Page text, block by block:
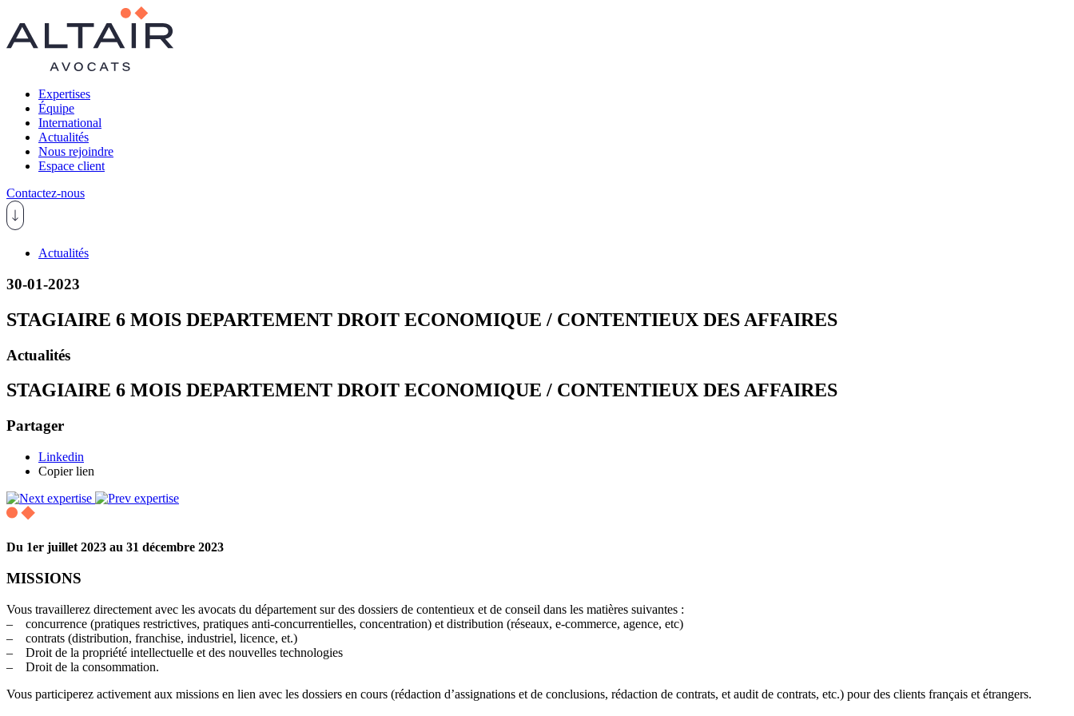
Expertises
Équipe
International
Actualités
Nous rejoindre
Espace client
Contactez-nous
Actualités
30-01-2023
STAGIAIRE 6 MOIS DEPARTEMENT DROIT ECONOMIQUE / CONTENTIEUX DES AFFAIRES
Actualités
STAGIAIRE 6 MOIS DEPARTEMENT DROIT ECONOMIQUE / CONTENTIEUX DES AFFAIRES
Partager
Linkedin
Copier lien
Du 1er juillet 2023 au 31 décembre 2023
MISSIONS
Vous travaillerez directement avec les avocats du département sur des dossiers de contentieux et de conseil dans les matières suivantes :
– concurrence (pratiques restrictives, pratiques anti-concurrentielles, concentration) et distribution (réseaux, e-commerce, agence, etc)
– contrats (distribution, franchise, industriel, licence, et.)
– Droit de la propriété intellectuelle et des nouvelles technologies
– Droit de la consommation.
Vous participerez activement aux missions en lien avec les dossiers en cours (rédaction d’assignations et de conclusions, rédaction de contrats, et audit de contrats, etc.) pour des clients français et étrangers.